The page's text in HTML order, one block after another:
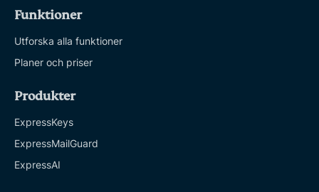
Funktioner
Utforska alla funktioner
Planer och priser
Produkter
ExpressKeys
ExpressMailGuard
ExpressAI